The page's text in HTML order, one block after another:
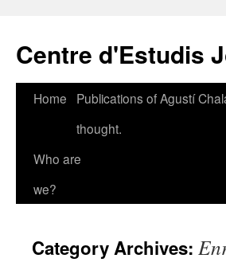
content
Centre d'Estudis
Home
Publications of Agustí
thought.
Who are
we?
Category Archives: